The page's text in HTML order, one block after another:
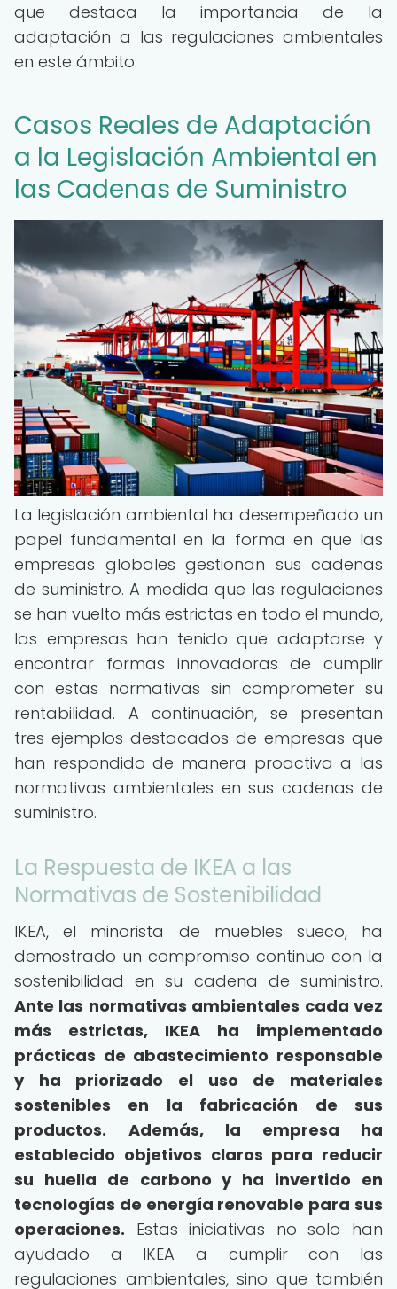
que destaca la importancia de la
adaptación a las regulaciones ambientales
en este ámbito.
Casos Reales de Adaptación
a la Legislación Ambiental en
las Cadenas de Suministro
La legislación ambiental ha desempeñado un
papel fundamental en la forma en que las
empresas globales gestionan sus cadenas
de suministro. A medida que las regulaciones
se han vuelto más estrictas en todo el mundo,
las empresas han tenido que adaptarse y
encontrar formas innovadoras de cumplir
con estas normativas sin comprometer su
rentabilidad. A continuación, se presentan
tres ejemplos destacados de empresas que
han respondido de manera proactiva a las
normativas ambientales en sus cadenas de
suministro.
La Respuesta de IKEA a las
Normativas de Sostenibilidad
IKEA, el minorista de muebles sueco, ha
demostrado un compromiso continuo con la
sostenibilidad en su cadena de suministro.
Ante las normativas ambientales cada vez
más estrictas, IKEA ha implementado
prácticas de abastecimiento responsable
y ha priorizado el uso de materiales
sostenibles en la fabricación de sus
productos.
Además, la empresa ha
establecido objetivos claros para reducir
su huella de carbono y ha invertido en
tecnologías de energía renovable para sus
operaciones. Estas iniciativas no solo han
ayudado a IKEA a cumplir con las
regulaciones ambientales, sino que también